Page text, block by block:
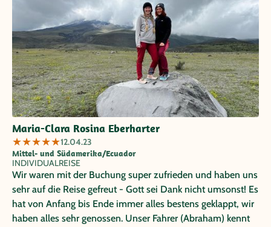
Maria-Clara Rosina Eberharter
★★★★★12.04.23
Mittel- und Südamerika/Ecuador
INDIVIDUALREISE
Wir waren mit der Buchung super zufrieden und haben uns
sehr auf die Reise gefreut - Gott sei Dank nicht umsonst! Es
hat von Anfang bis Ende immer alles bestens geklappt, wir
haben alles sehr genossen. Unser Fahrer (Abraham) kennt